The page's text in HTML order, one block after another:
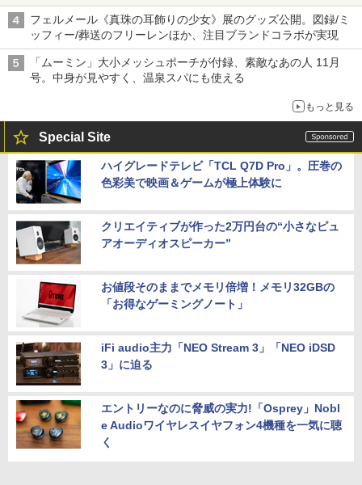
フェルメール《真珠の耳飾りの少女》展のグッズ公開。図録/ミ
ッフィー/葬送のフリーレンほか、注目ブランドコラボが実現
「ムーミン」大小メッシュポーチが付録、素敵なあの人 11月
号。中身が見やすく、温泉スパにも使える
もっと見る
Special Site
ハイグレードテレビ「TCL Q7D Pro」。圧巻の
色彩美で映画＆ゲームが極上体験に
クリエイティブが作った2万円台の“小さなピュ
アオーディオスピーカー”
お値段そのままでメモリ倍増！メモリ32GBの
「お得なゲーミングノート」
iFi audio主力「NEO Stream 3」「NEO iDSD
3」に迫る
エントリーなのに脅威の実力!「Osprey」Nobl
e Audioワイヤレスイヤフォン4機種を一気に聴
く